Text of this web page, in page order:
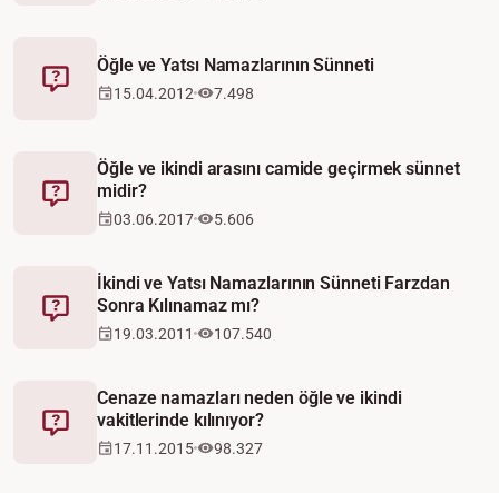
Fetva
Öğle ve Yatsı Namazlarının Sünneti
15.04.2012 7.498
Fetva
Öğle ve ikindi arasını camide geçirmek sünnet
midir?
03.06.2017 5.606
Fetva
İkindi ve Yatsı Namazlarının Sünneti Farzdan
Sonra Kılınamaz mı?
19.03.2011 107.540
Fetva
Cenaze namazları neden öğle ve ikindi
vakitlerinde kılınıyor?
17.11.2015 98.327